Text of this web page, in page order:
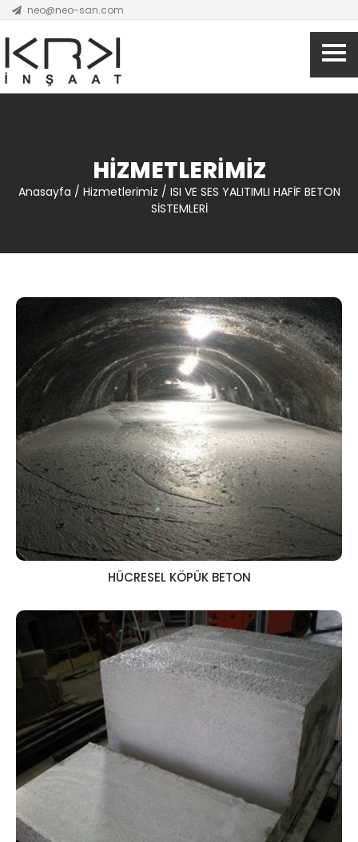
neo@neo-san.com
HİZMETLERİMİZ
Anasayfa / Hizmetlerimiz / ISI VE SES YALITIMLI HAFİF BETON
SİSTEMLERİ
HÜCRESEL KÖPÜK BETON